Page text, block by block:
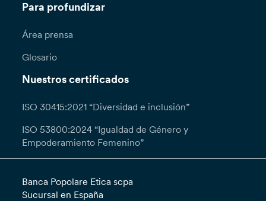
Para profundizar
Área prensa
Glosario
Nuestros certificados
ISO 30415:2021 “Diversidad e inclusión”
ISO 53800:2024 “Igualdad de Género y
Empoderamiento Femenino”
Banca Popolare Etica scpa
Sucursal en España